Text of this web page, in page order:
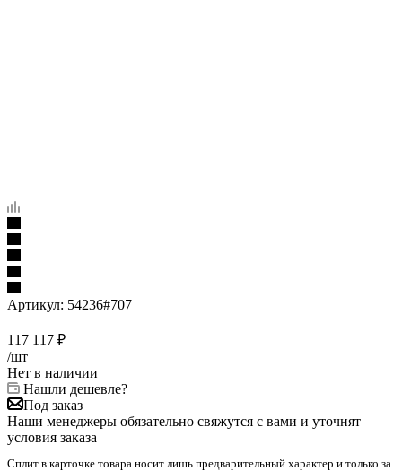
Артикул: 54236#707
117 117 ₽
/шт
Нет в наличии
Нашли дешевле?
Под заказ
Наши менеджеры обязательно свяжутся с вами и уточнят
условия заказа
Сплит в карточке товара носит лишь предварительный характер и только за